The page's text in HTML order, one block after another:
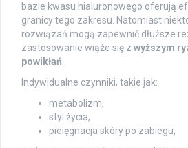
bazie kwasu hialuronowego oferują
granicy tego zakresu. Natomiast
rozwiązań mogą zapewnić dłuższe
zastosowanie wiąże się z wyższym
powikłań.
Indywidualne czynniki, takie jak:
metabolizm,
styl życia,
pielęgnacja skóry po zabiegu,